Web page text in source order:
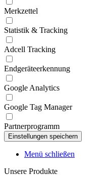
Merkzettel
Statistik & Tracking
Adcell Tracking
Endgeräteerkennung
Google Analytics
Google Tag Manager
Partnerprogramm
Menü schließen
Unsere Produkte